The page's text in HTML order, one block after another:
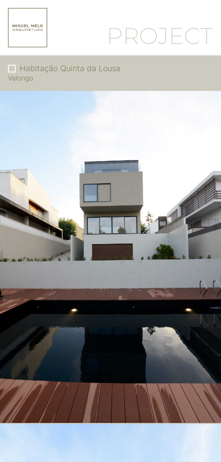
PROJECT
Habitação Quinta da Lousa
Valongo